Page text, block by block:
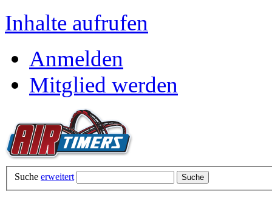
Inhalte aufrufen
Anmelden
Mitglied werden
Suche erweitert